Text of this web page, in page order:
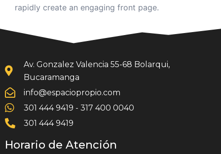
rapidly create an engaging front page.
Av. Gonzalez Valencia 55-68 Bolarqui,
Bucaramanga
info@espaciopropio.com
301 444 9419 - 317 400 0040
301 444 9419
Horario de Atención